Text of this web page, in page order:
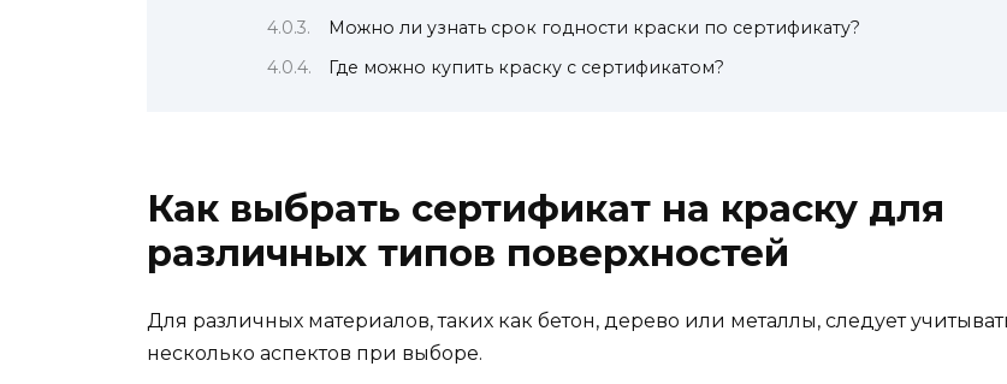
Можно ли узнать срок годности краски по сертификату?
Где можно купить краску с сертификатом?
Как выбрать сертификат на краску для
различных типов поверхностей
Для различных материалов, таких как бетон, дерево или металлы, следует
несколько аспектов при выборе.